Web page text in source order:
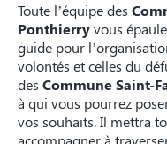
Toute l’équipe des
Ponthierryvous
guide pour
volontés et celles du
des Commune Saint-
à qui vous pourrez
vos souhaits. Il mettra
accompagner à